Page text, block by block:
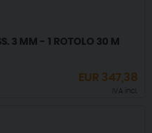
3 MM - 1 ROTOLO 30 M
EUR 347,38
IVA incl.